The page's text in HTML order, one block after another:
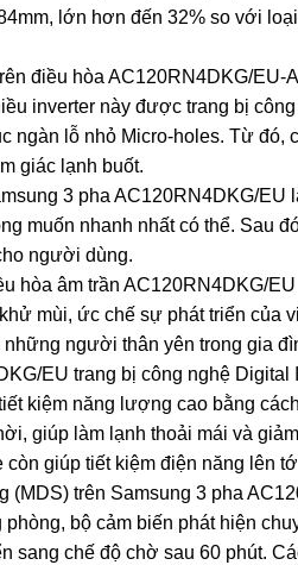
lớn hơn đến 32% so với
điều hòa AC120RN4DKG/EU-
inverter này được trang bị
ngàn lỗ nhỏ Micro-holes. Từ
giác lạnh buốt.
3 pha AC120RN4DKG/
muốn nhanh nhất có thể. Sau
người dùng.
hòa âm trần AC120RN4DKG/EU
mùi, ức chế sự phát triển
người thân yên trong gia
EU trang bị công nghệ Digital
kiệm năng lượng cao bằng
giúp làm lạnh thoải mái và
còn giúp tiết kiệm điện năng lên
(MDS) trên Samsung 3 pha
bộ cảm biến phát hiện
sang chế độ chờ sau 60 phút.